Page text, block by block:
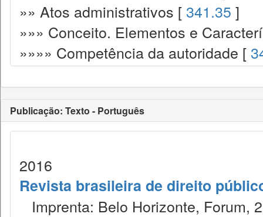
»» Atos administrativos [ 341.35 ]
»»» Conceito. Elementos e
»»»» Competência da autoridade [
Publicação: Texto - Português
2016
Revista brasileira de direito
Imprenta: Belo Horizonte, Forum,